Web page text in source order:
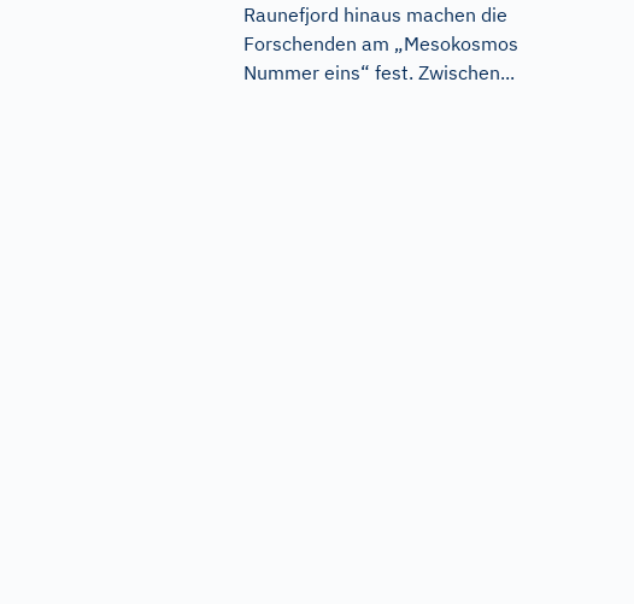
Raunefjord hinaus machen die
Forschenden am „Mesokosmos
Nummer eins“ fest. Zwischen...